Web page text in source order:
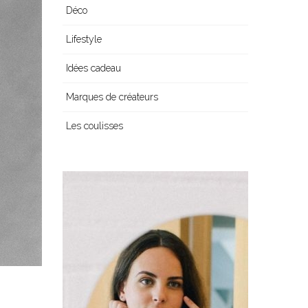
Déco
Lifestyle
Idées cadeau
Marques de créateurs
Les coulisses